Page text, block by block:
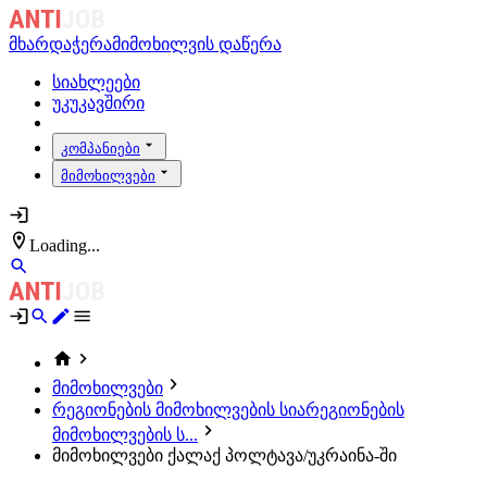
მხარდაჭერამიმოხილვის დაწერა
სიახლეები
უკუკავშირი
კომპანიები
მიმოხილვები
Loading...
მიმოხილვები
რეგიონების მიმოხილვების სიარეგიონების
მიმოხილვების ს...
მიმოხილვები ქალაქ პოლტავა/უკრაინა-ში